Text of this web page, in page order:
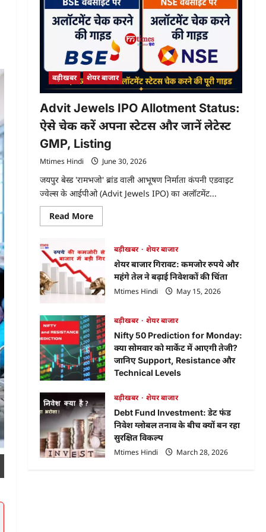
बड़ीखबर शेयर बाजार
Advit Jewels IPO Allotment Status:
ऐसे चेक करें अपना स्टेटस और जानें लेटेस्ट
GMP, Listing
Mtimes Hindi June 30, 2026
जयपुर बेस्ड 'रामभजो' ब्रांड वाली आभूषण निर्माता कंपनी एडवाइट
ज्वेल्स के आईपीओ (Advit Jewels IPO) का अलॉटमेंट...
Read MoreRead
more
Jewels
IPO
Allotment
Status:
ऐसे
चेक
करें
स्टेटस
और
जानें
लेटेस्ट
GMP,
Listing
बड़ीखबर
शेयर बाजार
शेयर बाजार गिरावट: कमजोर रुपये और
महंगे तेल ने बढ़ाई निवेशकों की चिंता
Mtimes Hindi
May 15, 2026
बड़ीखबर
शेयर बाजार
Nifty 50 Prediction for Monday:
क्या सोमवार को मार्केट में आएगी तेजी?
जानिए Support, Resistance और
Technical Levels
बड़ीखबर
शेयर बाजार
Debt Fund Investment: डेट फंड
निवेश ग्लोबल तनाव के बीच क्यों बन रहा
सुरक्षित विकल्प
Mtimes Hindi
March 28, 2026